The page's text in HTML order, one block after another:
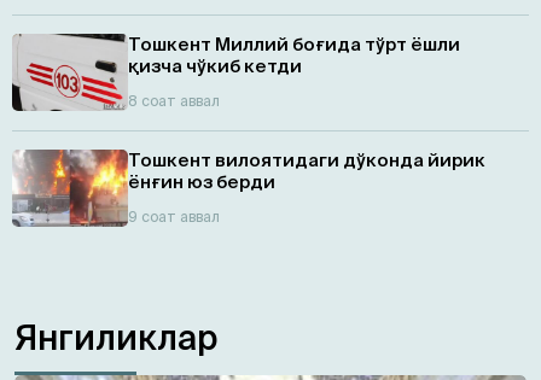
Тошкент Миллий боғида тўрт ёшли
қизча чўкиб кетди
8 соат аввал
Тошкент вилоятидаги дўконда йирик
ёнғин юз берди
9 соат аввал
Янгиликлар